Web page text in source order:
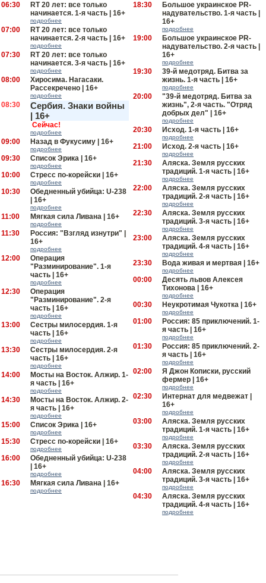
06:30
RT 20 лет: все только
начинается. 1-я часть | 16+
подробнее
07:00
RT 20 лет: все только
начинается. 2-я часть | 16+
подробнее
07:30
RT 20 лет: все только
начинается. 3-я часть | 16+
подробнее
08:00
Хиросима. Нагасаки.
Рассекречено | 16+
подробнее
08:30
Сербия. Знаки войны
| 16+
Сейчас!
подробнее
09:00 Назад в Фукусиму | 16+
подробнее
09:30 Список Эрика | 16+
подробнее
10:00 Стресс по-корейски | 16+
подробнее
10:30
Обедненный убийца: U-238
| 16+
подробнее
11:00 Мягкая сила Ливана | 16+
подробнее
11:30
Россия: "Взгляд изнутри" |
16+
подробнее
12:00
Операция
"Разминирование". 1-я
часть | 16+
подробнее
12:30
Операция
"Разминирование". 2-я
часть | 16+
подробнее
13:00
Сестры милосердия. 1-я
часть | 16+
подробнее
13:30
Сестры милосердия. 2-я
часть | 16+
подробнее
14:00
Мосты на Восток. Алжир. 1-
я часть | 16+
подробнее
14:30
Мосты на Восток. Алжир. 2-
я часть | 16+
подробнее
15:00 Список Эрика | 16+
подробнее
15:30 Стресс по-корейски | 16+
подробнее
16:00
Обедненный убийца: U-238
| 16+
подробнее
16:30 Мягкая сила Ливана | 16+
подробнее
18:30
Большое украинское PR-
надувательство. 1-я часть |
16+
подробнее
19:00
Большое украинское PR-
надувательство. 2-я часть |
16+
подробнее
19:30
39-й медотряд. Битва за
жизнь. 1-я часть | 16+
подробнее
20:00
"39-й медотряд. Битва за
жизнь", 2-я часть. "Отряд
добрых дел" | 16+
подробнее
20:30 Исход. 1-я часть | 16+
подробнее
21:00 Исход. 2-я часть | 16+
подробнее
21:30
Аляска. Земля русских
традиций. 1-я часть | 16+
подробнее
22:00
Аляска. Земля русских
традиций. 2-я часть | 16+
подробнее
22:30
Аляска. Земля русских
традиций. 3-я часть | 16+
подробнее
23:00
Аляска. Земля русских
традиций. 4-я часть | 16+
подробнее
23:30 Вода живая и мертвая | 16+
подробнее
00:00
Десять львов Алексея
Тихонова | 16+
подробнее
00:30 Неукротимая Чукотка | 16+
подробнее
01:00
Россия: 85 приключений. 1-
я часть | 16+
подробнее
01:30
Россия: 85 приключений. 2-
я часть | 16+
подробнее
02:00
Я Джон Кописки, русский
фермер | 16+
подробнее
02:30
Интернат для медвежат |
16+
подробнее
03:00
Аляска. Земля русских
традиций. 1-я часть | 16+
подробнее
03:30
Аляска. Земля русских
традиций. 2-я часть | 16+
подробнее
04:00
Аляска. Земля русских
традиций. 3-я часть | 16+
подробнее
04:30
Аляска. Земля русских
традиций. 4-я часть | 16+
подробнее